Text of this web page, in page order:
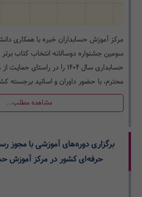
مرکز آموزش حسابداران خبره با همکاری
سومین جشنواره دوسالانه انتخاب کتاب
حسابداری سال 1404 را در
محترم، با حضور داوران و اساتید برجسته
مشاهده مطلب...
برگزاری دوره‌های آموزشی با مجوز
حرفه‌ای کشور در مرکز آموزش